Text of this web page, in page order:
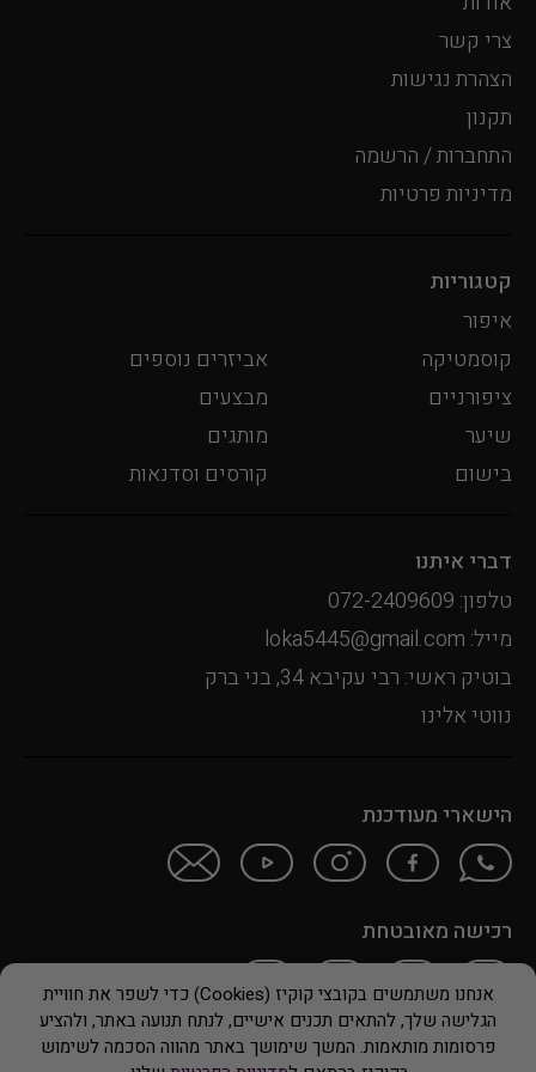
צרי קשר
הצהרת נגישות
תקנון
התחברות / הרשמה
מדיניות פרטיות
קטגוריות
איפור
קוסמטיקה
ציפורניים
שיער
בישום
אביזרים נוספים
מבצעים
מותגים
קורסים וסדנאות
דברי איתנו
טלפון: 072-2409609
מייל: loka5445@gmail.com
בוטיק ראשי: רבי עקיבא 34, בני ברק
נווטי אלינו
הישארי מעודכנת
רכישה מאובטחת
© 2024 LOKA
אנחנו משתמשים בקובצי קוקיז (Cookies) כדי לשפר את חוויית
הגלישה שלך, להתאים תכנים אישיים, לנתח תנועה באתר, ולהציע
פרסומות מותאמות. המשך שימושך באתר מהווה הסכמה לשימוש